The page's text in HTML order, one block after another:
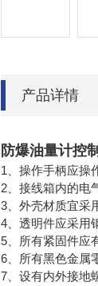
产品详情
防爆油量计控
1、操作手柄应操
2、接线箱内的电
3、外壳材质宜采
4、透明件应采用
5、所有紧固件应
6、所有黑色金属
7、设有内外接地